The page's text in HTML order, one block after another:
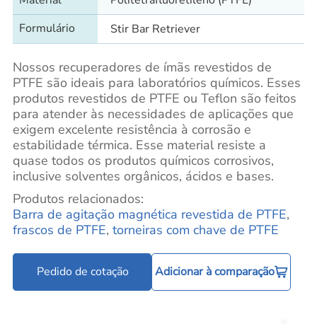
Formulário
Stir Bar Retriever
Nossos recuperadores de ímãs revestidos de
PTFE são ideais para laboratórios químicos. Esses
produtos revestidos de PTFE ou Teflon são feitos
para atender às necessidades de aplicações que
exigem excelente resistência à corrosão e
estabilidade térmica. Esse material resiste a
quase todos os produtos químicos corrosivos,
inclusive solventes orgânicos, ácidos e bases.
Produtos relacionados:
Barra de agitação magnética revestida de PTFE,
frascos de PTFE, torneiras com chave de PTFE
Pedido de cotação Adicionar à comparação